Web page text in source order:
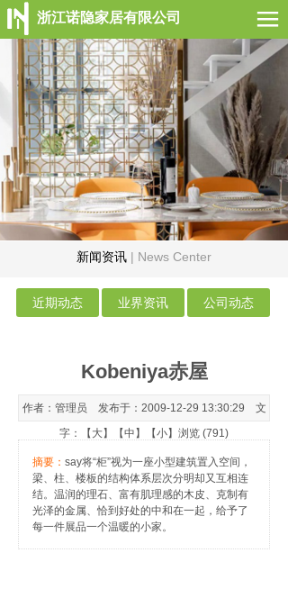
浙江诺隐家居有限公司
网站首页
公司简介
案例展示
新闻动态
联系我们
新闻资讯 | News Center
近期动态 业界资讯 公司动态
Kobeniya赤屋
作者：管理员 发布于：2009-12-29 13:30:29 文
字：【 大】【中 】【小】浏览 (791)
摘要： say将“柜”视为一座小型建筑置入空间，
梁、柱、楼板的结构体系层次分明却又互相连
结。温润的理石、富有肌理感的木皮、克制有
光泽的金属、恰到好处的中和在一起，给予了
每一件展品一个温暖的小家。